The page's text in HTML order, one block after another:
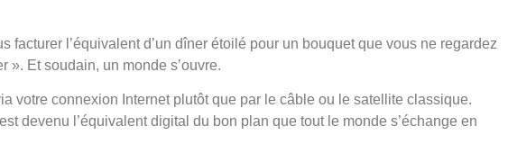
l’équivalent d’un dîner étoilé pour un bouquet que vous ne regardez
». Et soudain, un monde s’ouvre.
votre connexion Internet plutôt que par le câble ou le satellite classique.
devenu l’équivalent digital du bon plan que tout le monde s’échange en